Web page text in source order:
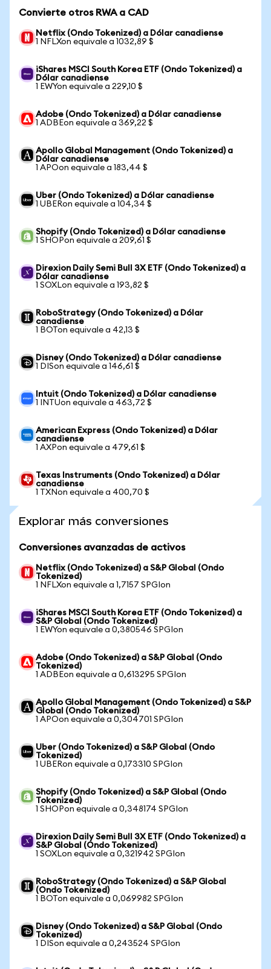
Convierte otros RWA a CAD
Netflix (Ondo Tokenized) a Dólar canadiense
1 NFLXon equivale a 1032,89 $
iShares MSCI South Korea ETF (Ondo Tokenized) a
Dólar canadiense
1 EWYon equivale a 229,10 $
Adobe (Ondo Tokenized) a Dólar canadiense
1 ADBEon equivale a 369,22 $
Apollo Global Management (Ondo Tokenized) a
Dólar canadiense
1 APOon equivale a 183,44 $
Uber (Ondo Tokenized) a Dólar canadiense
1 UBERon equivale a 104,34 $
Shopify (Ondo Tokenized) a Dólar canadiense
1 SHOPon equivale a 209,61 $
Direxion Daily Semi Bull 3X ETF (Ondo Tokenized) a
Dólar canadiense
1 SOXLon equivale a 193,82 $
RoboStrategy (Ondo Tokenized) a Dólar
canadiense
1 BOTon equivale a 42,13 $
Disney (Ondo Tokenized) a Dólar canadiense
1 DISon equivale a 146,61 $
Intuit (Ondo Tokenized) a Dólar canadiense
1 INTUon equivale a 463,72 $
American Express (Ondo Tokenized) a Dólar
canadiense
1 AXPon equivale a 479,61 $
Texas Instruments (Ondo Tokenized) a Dólar
canadiense
1 TXNon equivale a 400,70 $
Explorar más conversiones
Conversiones avanzadas de activos
Netflix (Ondo Tokenized) a S&P Global (Ondo
Tokenized)
1 NFLXon equivale a 1,7157 SPGIon
iShares MSCI South Korea ETF (Ondo Tokenized) a
S&P Global (Ondo Tokenized)
1 EWYon equivale a 0,380546 SPGIon
Adobe (Ondo Tokenized) a S&P Global (Ondo
Tokenized)
1 ADBEon equivale a 0,613295 SPGIon
Apollo Global Management (Ondo Tokenized) a S&P
Global (Ondo Tokenized)
1 APOon equivale a 0,304701 SPGIon
Uber (Ondo Tokenized) a S&P Global (Ondo
Tokenized)
1 UBERon equivale a 0,173310 SPGIon
Shopify (Ondo Tokenized) a S&P Global (Ondo
Tokenized)
1 SHOPon equivale a 0,348174 SPGIon
Direxion Daily Semi Bull 3X ETF (Ondo Tokenized) a
S&P Global (Ondo Tokenized)
1 SOXLon equivale a 0,321942 SPGIon
RoboStrategy (Ondo Tokenized) a S&P Global
(Ondo Tokenized)
1 BOTon equivale a 0,069982 SPGIon
Disney (Ondo Tokenized) a S&P Global (Ondo
Tokenized)
1 DISon equivale a 0,243524 SPGIon